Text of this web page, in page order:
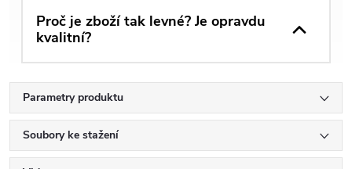
Proč je zboží tak levné? Je opravdu
kvalitní?
Parametry produktu
Soubory ke stažení